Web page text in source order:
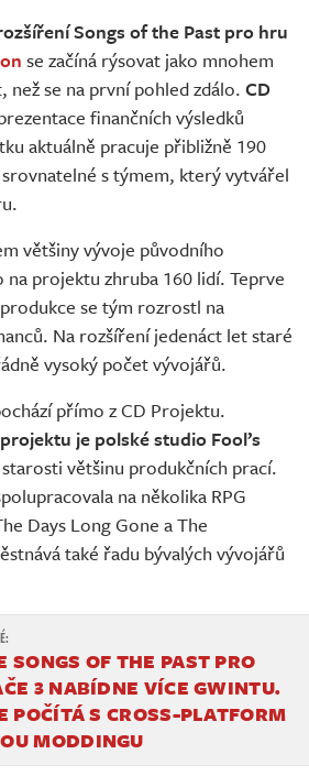
Songs of the Past pro hru
se začíná rýsovat jako mnohem
se na první pohled zdálo. CD
finančních výsledků
aktuálně pracuje přibližně 190
s týmem, který vytvářel
většiny vývoje původního
na projektu zhruba 160 lidí. Teprve
se tým rozrostl na
Na rozšíření jedenáct let staré
vysoký počet vývojářů.
přímo z CD Projektu.
je polské studio Fool’s
většinu produkčních prací.
na několika RPG
Days Long Gone a The
také řadu bývalých vývojářů
SONGS OF THE PAST PRO
3 NABÍDNE VÍCE GWINTU.
POČÍTÁ S CROSS-PLATFORM
MODDINGU